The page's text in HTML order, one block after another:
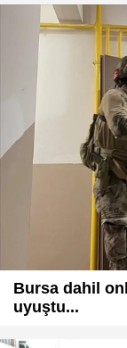
Bursa dahil
uyuştu...